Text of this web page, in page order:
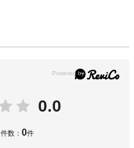
0.0
数： 0件